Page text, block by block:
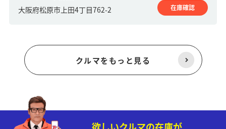
大阪府松原市上田4丁目762-2
在庫確認
クルマをもっと見る